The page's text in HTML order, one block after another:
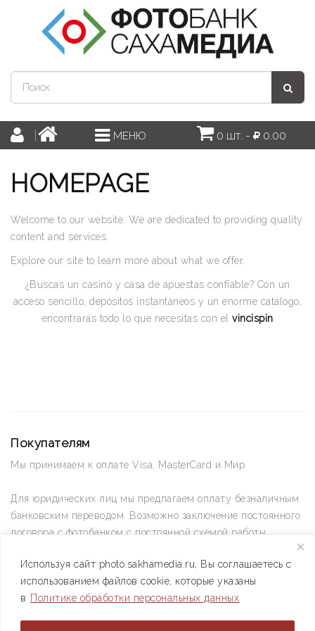
Используя сайт photo.sakhamedia.ru, Вы соглашаетесь с
использованием файлов cookie, которые указаны
в Политике обработки персональных данных
МЕНЮ 0 шт. - 0.00
HOMEPAGE
Welcome to our website. We are dedicated to providing quality
content and services.
Explore our site to learn more about what we offer.
¿Buscas un casino y casa de apuestas confiable? Con un
acceso sencillo, depósitos instantáneos y un enorme catálogo,
encontrarás todo lo que necesitas con el vincispin
Покупателям
Мы принимаем к оплате Visa, MasterCard и Мир.
Для юридических лиц мы предлагаем оплату безналичным
банковским переводом. Возможно заключение постоянного
договора с фотобанком с постоянной схемой работы.
Позвоните нам по телефону +7(4112) 42-09-42 — и мы
ответим на все ваши вопросы